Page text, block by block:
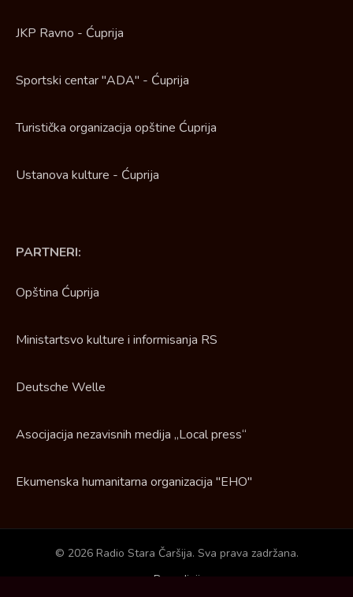
JKP Ravno - Ćuprija
Sportski centar "ADA" - Ćuprija
Turistička organizacija opštine Ćuprija
Ustanova kulture - Ćuprija
PARTNERI:
Opština Ćuprija
Ministartsvo kulture i informisanja RS
Deutsche Welle
Asocijacija nezavisnih medija „Local press“
Ekumenska humanitarna organizacija "EHO"
© 2026 Radio Stara Čaršija. Sva prava zadržana.
Dogadjaji